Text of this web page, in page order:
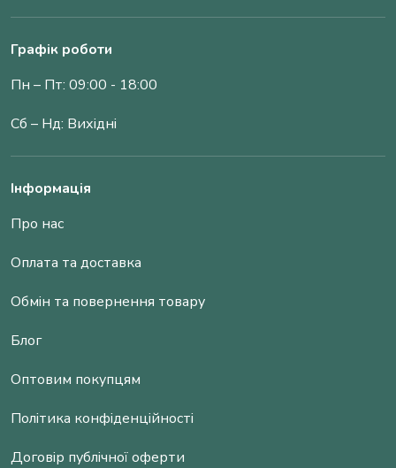
Графік роботи
Пн – Пт: 09:00 - 18:00
Сб – Нд: Вихідні
Інформація
Про нас
Оплата та доставка
Обмін та повернення товару
Блог
Оптовим покупцям
Політика конфіденційності
Договір публічної оферти